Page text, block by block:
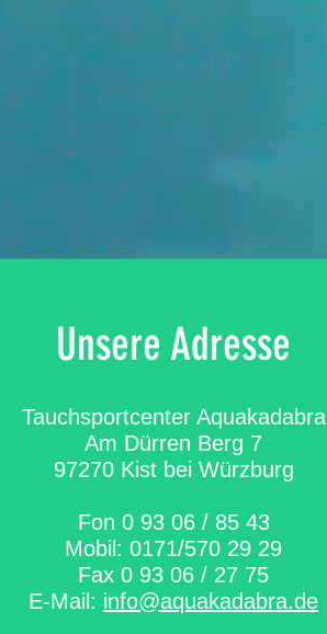
Unsere Adresse
Tauchsportcenter Aquakadabra
Am Dürren Berg 7
97270 Kist bei Würzburg
Fon 0 93 06 / 85 43
Mobil: 0171/570 29 29
Fax 0 93 06 / 27 75
E-Mail: info@aquakadabra.de